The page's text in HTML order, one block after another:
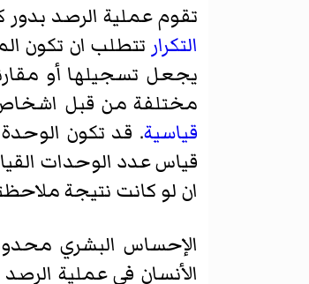
تقوم عملية الرصد
التكرار تتطلب ان تكون
يجعل تسجيلها أو
مختلفة من قبل اشخاص
قياسية. قد تكون
قياس عدد الوحدات
ان لو كانت نتيجة
الإحساس البشري
الأنسان في عملية